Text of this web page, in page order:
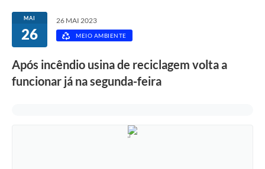
MAI
26
26 MAI 2023
MEIO AMBIENTE
Após incêndio usina de reciclagem volta a
funcionar já na segunda-feira